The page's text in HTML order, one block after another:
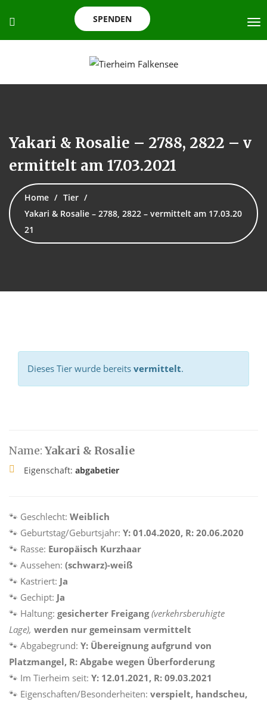
SPENDEN
Yakari & Rosalie – 2788, 2822 – v
ermittelt am 17.03.2021
Home
Tier
Yakari & Rosalie – 2788, 2822 – vermittelt am 17.03.20
21
Dieses Tier wurde bereits vermittelt.
Name: Yakari & Rosalie
Eigenschaft: abgabetier
🐾 Geschlecht: Weiblich
🐾 Geburtstag/Geburtsjahr: Y: 01.04.2020, R: 20.06.2020
🐾 Rasse: Europäisch Kurzhaar
🐾 Aussehen: (schwarz)-weiß
🐾 Kastriert: Ja
🐾 Gechipt: Ja
🐾 Haltung: gesicherter Freigang(verkehrsberuhigte
Lage), werden nur gemeinsam vermittelt
🐾 Abgabegrund: Y: Übereignung aufgrund von
Platzmangel, R: Abgabe wegen Überforderung
🐾 Im Tierheim seit: Y: 12.01.2021, R: 09.03.2021
🐾 Eigenschaften/Besonderheiten: verspielt, handscheu,